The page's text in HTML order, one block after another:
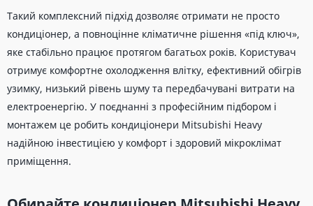
Такий комплексний підхід дозволяє отримати не просто
кондиціонер, а повноцінне кліматичне рішення «під ключ»,
яке стабільно працює протягом багатьох років. Користувач
отримує комфортне охолодження влітку, ефективний обігрів
узимку, низький рівень шуму та передбачувані витрати на
електроенергію. У поєднанні з професійним підбором і
монтажем це робить кондиціонери Mitsubishi Heavy
надійною інвестицією у комфорт і здоровий мікроклімат
приміщення.